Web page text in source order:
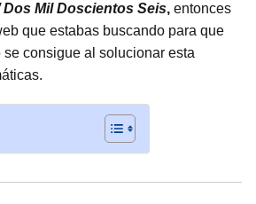
Dos Mil Doscientos Seis, entonces
que estabas buscando para que
consigue al solucionar esta